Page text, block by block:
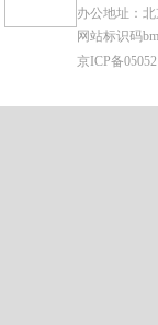
办公地址：
网站标识码
京ICP备